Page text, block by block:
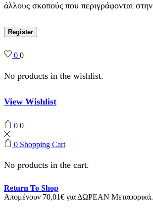
άλλους σκοπούς που περιγράφονται στην
Register
0 0
No products in the wishlist.
View Wishlist
0 0
0 Shopping Cart
No products in the cart.
Return To Shop
Απομένουν 70,01€ για ΔΩΡΕΑΝ Μεταφορικά.